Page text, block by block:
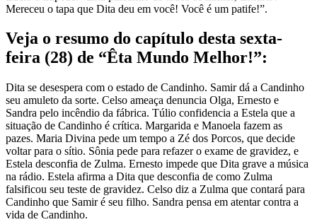
Mereceu o tapa que Dita deu em você! Você é um patife!”.
Veja o resumo do capítulo desta sexta-
feira (28) de “Êta Mundo Melhor!”:
Dita se desespera com o estado de Candinho. Samir dá a Candinho
seu amuleto da sorte. Celso ameaça denuncia Olga, Ernesto e
Sandra pelo incêndio da fábrica. Túlio confidencia a Estela que a
situação de Candinho é crítica. Margarida e Manoela fazem as
pazes. Maria Divina pede um tempo a Zé dos Porcos, que decide
voltar para o sítio. Sônia pede para refazer o exame de gravidez, e
Estela desconfia de Zulma. Ernesto impede que Dita grave a música
na rádio. Estela afirma a Dita que desconfia de como Zulma
falsificou seu teste de gravidez. Celso diz a Zulma que contará para
Candinho que Samir é seu filho. Sandra pensa em atentar contra a
vida de Candinho.